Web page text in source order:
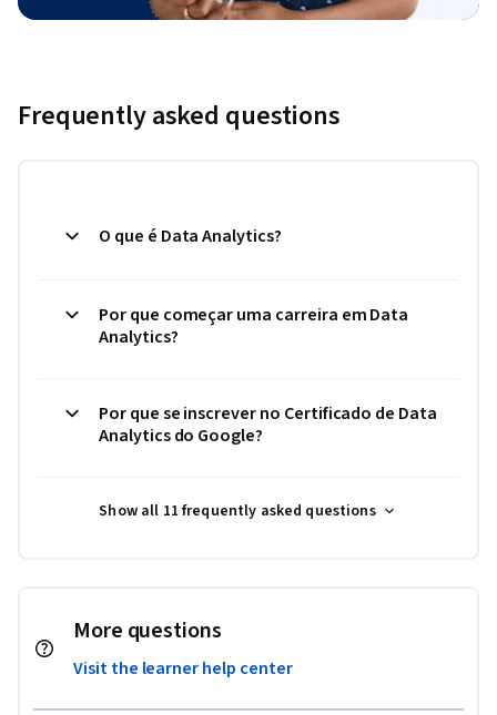
Frequently asked questions
O que é Data Analytics?
Por que começar uma carreira em Data
Analytics?
Por que se inscrever no Certificado de Data
Analytics do Google?
Show all 11 frequently asked questions
More questions
Visit the learner help center